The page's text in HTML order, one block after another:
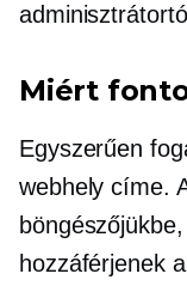
Miért
Egyszerűen
webhely címe.
hozzáférjenek